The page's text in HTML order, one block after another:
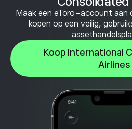
Maak een eToro-account aan
kopen op een veilig,
Koop International
Airlines